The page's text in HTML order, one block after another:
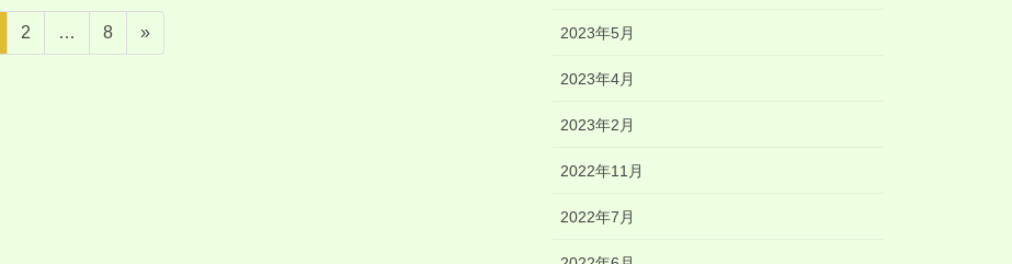
固
定
2 …
固
定
8 » 2023年5月
2023年4月
2023年2月
2022年11月
2022年7月